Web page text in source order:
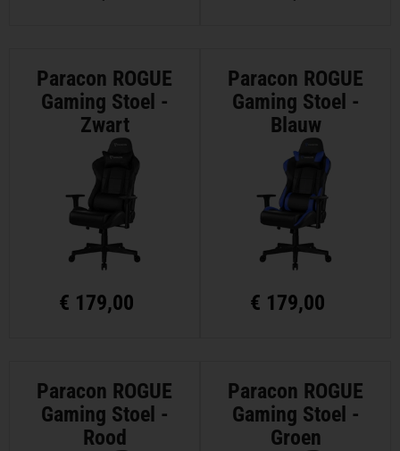
Paracon ROGUE
Gaming Stoel -
Zwart
€ 179,00
Paracon ROGUE
Gaming Stoel -
Blauw
€ 179,00
Paracon ROGUE
Gaming Stoel -
Rood
Paracon ROGUE
Gaming Stoel -
Groen